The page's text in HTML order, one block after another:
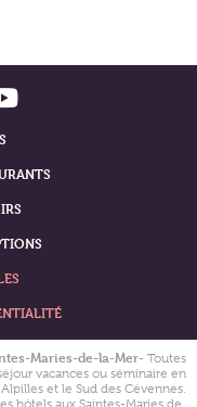
Maries-de-la-Mer- Toutes
vacances ou séminaire en
et le Sud des Cévennes.
hôtels aux Saintes-Maries de